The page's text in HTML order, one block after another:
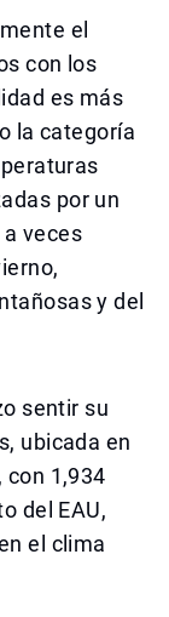
el
con los
es más
la categoría
por un
veces
y del
sentir su
ubicada en
con 1,934
del EAU,
el clima